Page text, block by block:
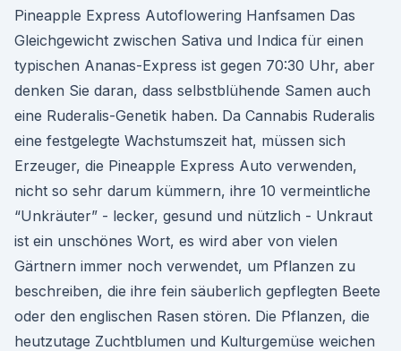
Pineapple Express Autoflowering Hanfsamen Das
Gleichgewicht zwischen Sativa und Indica für einen
typischen Ananas-Express ist gegen 70:30 Uhr, aber
denken Sie daran, dass selbstblühende Samen auch
eine Ruderalis-Genetik haben. Da Cannabis Ruderalis
eine festgelegte Wachstumszeit hat, müssen sich
Erzeuger, die Pineapple Express Auto verwenden,
nicht so sehr darum kümmern, ihre 10 vermeintliche
“Unkräuter” - lecker, gesund und nützlich - Unkraut
ist ein unschönes Wort, es wird aber von vielen
Gärtnern immer noch verwendet, um Pflanzen zu
beschreiben, die ihre fein säuberlich gepflegten Beete
oder den englischen Rasen stören. Die Pflanzen, die
heutzutage Zuchtblumen und Kulturgemüse weichen